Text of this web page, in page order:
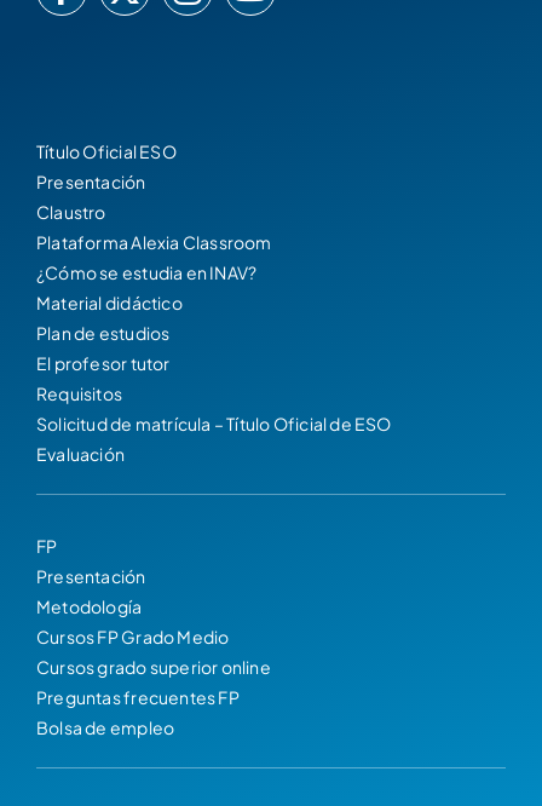
Título Oficial ESO
Presentación
Claustro
Plataforma Alexia Classroom
¿Cómo se estudia en INAV?
Material didáctico
Plan de estudios
El profesor tutor
Requisitos
Solicitud de matrícula – Título Oficial de ESO
Evaluación
FP
Presentación
Metodología
Cursos FP Grado Medio
Cursos grado superior online
Preguntas frecuentes FP
Bolsa de empleo